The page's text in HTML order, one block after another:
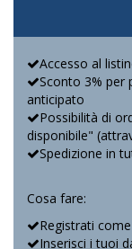
Accesso al
Sconto 3% per
anticipato
Possibilità di
disponibile"
Spedizione in
Cosa fare:
Registrati
Inserisci i tuoi